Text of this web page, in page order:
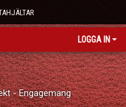
LOGGA IN